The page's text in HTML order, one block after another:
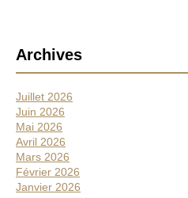
Q
u
n
h
o
n
.
n
é
m
o
n
d
i
a
l
B
a
r
r
e
l
a
t
Archives
Juillet 2026
Juin 2026
Mai 2026
Avril 2026
Mars 2026
Février 2026
Janvier 2026